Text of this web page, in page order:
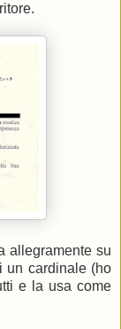
allegramente su
cardinale (ho
e la usa come